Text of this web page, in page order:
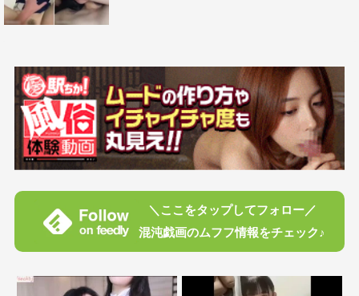
＼ここをタップしてフォロー／
混沌戯画のムフフ情報をチェック♪